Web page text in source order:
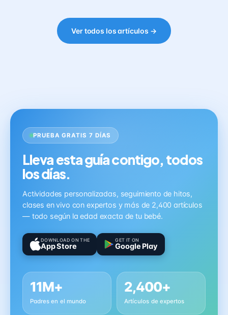
Ver todos los artículos →
PRUEBA GRATIS 7 DÍAS
Lleva esta guía contigo, todos
los días.
Actividades personalizadas, seguimiento de hitos,
clases en vivo con expertos y más de 2,400 artículos
— todo según la edad exacta de tu bebé.
DOWNLOAD ON THE
App Store
GET IT ON
Google Play
11M+
Padres en el mundo
2,400+
Artículos de expertos